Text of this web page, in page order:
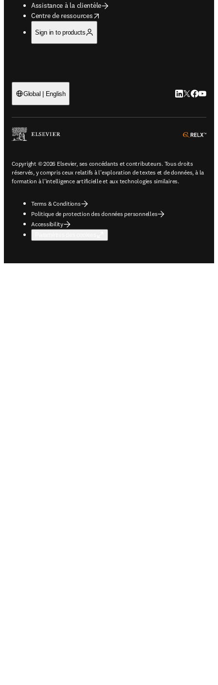
Assistance à la clientèle
Centre de ressources
opens in new tab/window
Sign in to products
Global | English LinkedIn
Twitter
Copyright © 2026 Elsevier, ses concédants et contributeurs. Tous droits
réservés, y compris ceux relatifs à l'exploration de textes et de données, à la
formation à l'intelligence artificielle et aux technologies similaires.
Terms & Conditions
Politique de protection des données personnelles
Accessibility